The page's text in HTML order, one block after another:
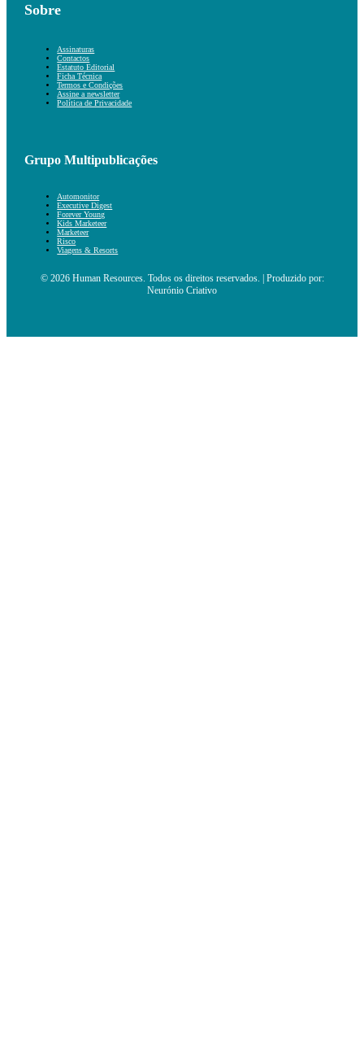
Sobre
Assinaturas
Contactos
Estatuto Editorial
Ficha Técnica
Termos e Condições
Assine a newsletter
Política de Privacidade
Grupo Multipublicações
Automonitor
Executive Digest
Forever Young
Kids Marketeer
Marketeer
Risco
Viagens & Resorts
© 2026 Human Resources. Todos os direitos reservados. | Produzido por:
Neurónio Criativo